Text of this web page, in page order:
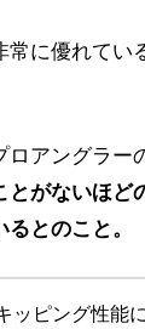
常に優れてい
アングラー
とがないほど
とのこと。
ッピング性能